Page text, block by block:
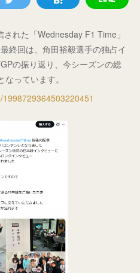
れた「Wednesday F1 Time」
終回は、角田裕毅選手の独占イ
の振り返り、今シーズンの総
っています。